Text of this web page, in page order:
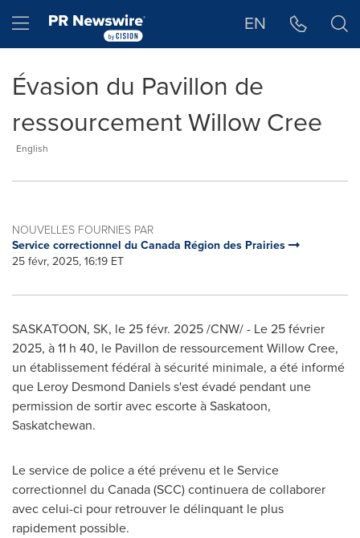
Hamburger menu EN
Évasion du Pavillon de
ressourcement Willow Cree
English
NOUVELLES FOURNIES PAR
Service correctionnel du Canada Région des Prairies
25 févr, 2025, 16:19 ET
SASKATOON, SK, le 25 févr. 2025/CNW/ - Le 25 février
2025, à 11 h 40, le Pavillon de ressourcementWillow Cree,
un établissement fédéral à sécurité minimale, a été informé
que Leroy Desmond Danielss'est évadé pendant une
permission de sortir avec escorte àSaskatoon,
Saskatchewan.
Le service de police a été prévenu et le Service
correctionnel du Canada(SCC) continuera de collaborer
avec celui-ci pour retrouver le délinquant le plus
rapidement possible.